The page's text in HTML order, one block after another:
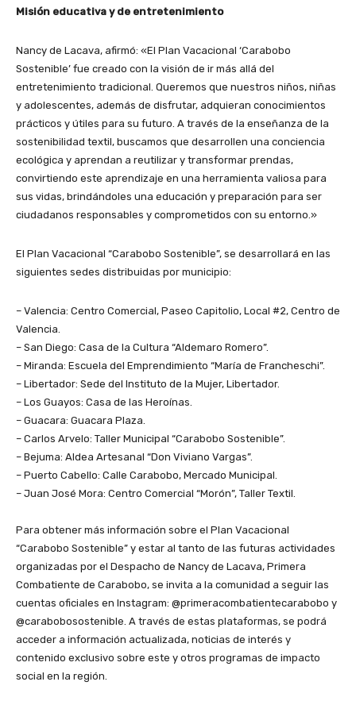
Misión educativa y de entretenimiento
Nancy de Lacava, afirmó: «El Plan Vacacional ‘Carabobo
Sostenible’ fue creado con la visión de ir más allá del
entretenimiento tradicional. Queremos que nuestros niños, niñas
y adolescentes, además de disfrutar, adquieran conocimientos
prácticos y útiles para su futuro. A través de la enseñanza de la
sostenibilidad textil, buscamos que desarrollen una conciencia
ecológica y aprendan a reutilizar y transformar prendas,
convirtiendo este aprendizaje en una herramienta valiosa para
sus vidas, brindándoles una educación y preparación para ser
ciudadanos responsables y comprometidos con su entorno.»
El Plan Vacacional “Carabobo Sostenible”, se desarrollará en las
siguientes sedes distribuidas por municipio:
– Valencia: Centro Comercial, Paseo Capitolio, Local #2, Centro de
Valencia.
– San Diego: Casa de la Cultura “Aldemaro Romero”.
– Miranda: Escuela del Emprendimiento “María de Francheschi”.
– Libertador: Sede del Instituto de la Mujer, Libertador.
– Los Guayos: Casa de las Heroínas.
– Guacara: Guacara Plaza.
– Carlos Arvelo: Taller Municipal “Carabobo Sostenible”.
– Bejuma: Aldea Artesanal “Don Viviano Vargas”.
– Puerto Cabello: Calle Carabobo, Mercado Municipal.
– Juan José Mora: Centro Comercial “Morón”, Taller Textil.
Para obtener más información sobre el Plan Vacacional
“Carabobo Sostenible” y estar al tanto de las futuras actividades
organizadas por el Despacho de Nancy de Lacava, Primera
Combatiente de Carabobo, se invita a la comunidad a seguir las
cuentas oficiales en Instagram: @primeracombatientecarabobo y
@carabobosostenible. A través de estas plataformas, se podrá
acceder a información actualizada, noticias de interés y
contenido exclusivo sobre este y otros programas de impacto
social en la región.